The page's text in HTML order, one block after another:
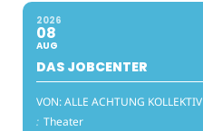
2026
08
AUG
DAS JOBCENTER
VON: ALLE ACHTUNG KOLLEKTIV
: Theater